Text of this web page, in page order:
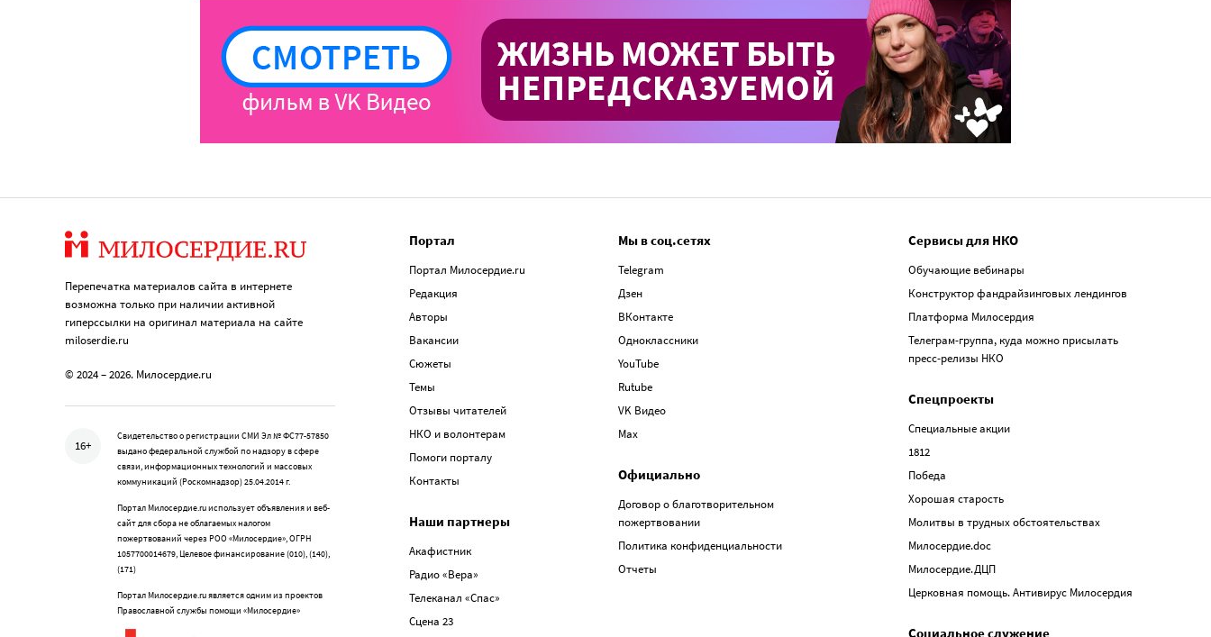
Перепечатка материалов сайта в интернете
возможна только при наличии активной
гиперссылки на оригинал материала на сайте
miloserdie.ru
© 2024 – 2026. Милосердие.ru
16+
Свидетельство о регистрации СМИ Эл № ФС77-57850
выдано федеральной службой по надзору в сфере
связи, информационных технологий и массовых
коммуникаций (Роскомнадзор) 25.04.2014 г.
Портал Милосердие.ru использует объявления и веб-
сайт для сбора не облагаемых налогом
пожертвований через РОО «Милосердие», ОГРН
1057700014679, Целевое финансирование (010), (140),
(171)
Портал Милосердие.ru является одним из проектов
Православной службы помощи «Милосердие»
Портал
Портал Милосердие.ru
Редакция
Авторы
Вакансии
Сюжеты
Темы
Отзывы читателей
НКО и волонтерам
Помоги порталу
Контакты
Наши партнеры
Акафистник
Радио «Вера»
Телеканал «Спас»
Сцена 23
Мы в соц.сетях
Telegram
Дзен
ВКонтакте
Одноклассники
YouTube
Rutube
VK Видео
Max
Официально
Договор о благотворительном
пожертвовании
Политика конфиденциальности
Отчеты
Сервисы для НКО
Обучающие вебинары
Конструктор фандрайзинговых лендингов
Платформа Милосердия
Телеграм-группа, куда можно присылать
пресс-релизы НКО
Спецпроекты
Специальные акции
1812
Победа
Хорошая старость
Молитвы в трудных обстоятельствах
Милосердие.doc
Милосердие.ДЦП
Церковная помощь. Антивирус Милосердия
Социальное служение